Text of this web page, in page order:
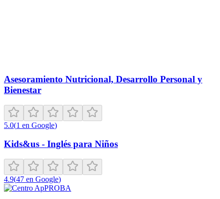
Asesoramiento Nutricional, Desarrollo Personal y
Bienestar
5.0(1 en Google)
Kids&us - Inglés para Niños
4.9(47 en Google)